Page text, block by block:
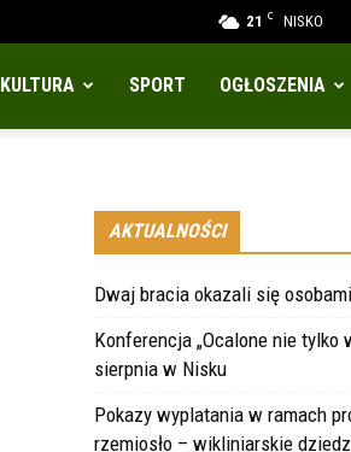
21 C NISKO
KULTURA SPORT OGŁOSZENIA
AKTUALNOŚCI
Dwaj bracia okazali się
Konferencja „Ocalone nie tylko
sierpnia w Nisku
Pokazy wyplatania w ramach
rzemiosło – wikliniarskie